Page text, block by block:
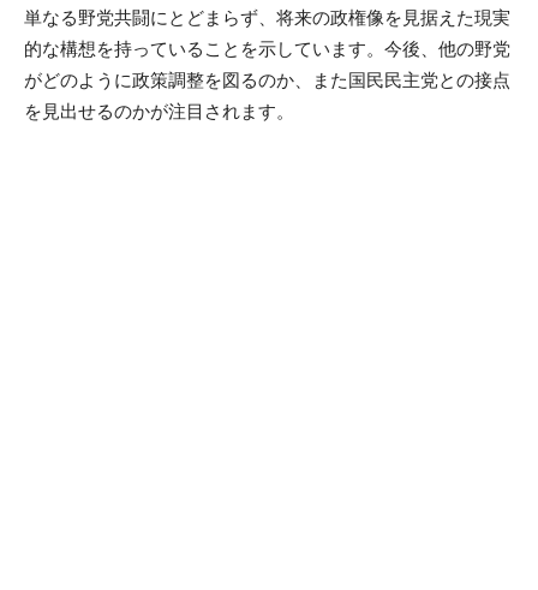
単なる野党共闘にとどまらず、将来の政権像を見据えた現実
的な構想を持っていることを示しています。今後、他の野党
がどのように政策調整を図るのか、また国民民主党との接点
を見出せるのかが注目されます。